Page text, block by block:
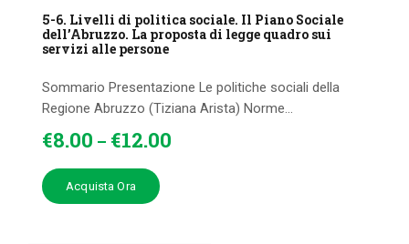
5-6. Livelli di politica sociale. Il Piano Sociale
dell’Abruzzo. La proposta di legge quadro sui
servizi alle persone
Sommario Presentazione Le politiche sociali della
Regione Abruzzo (Tiziana Arista) Norme...
€8.00 – €12.00
Acquista Ora